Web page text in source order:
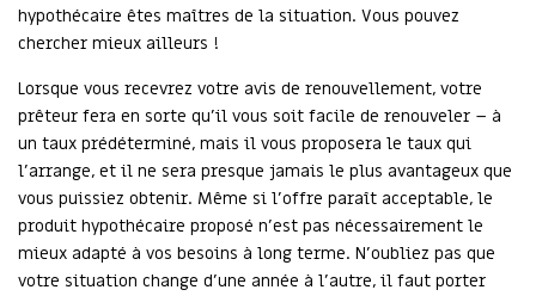
hypothécaire êtes maîtres de la situation. Vous pouvez
chercher mieux ailleurs !
Lorsque vous recevrez votre avis de renouvellement, votre
prêteur fera en sorte qu’il vous soit facile de renouveler – à
un taux prédéterminé, mais il vous proposera le taux qui
l’arrange, et il ne sera presque jamais le plus avantageux que
vous puissiez obtenir. Même si l’offre paraît acceptable, le
produit hypothécaire proposé n’est pas nécessairement le
mieux adapté à vos besoins à long terme. N’oubliez pas que
votre situation change d’une année à l’autre, il faut porter